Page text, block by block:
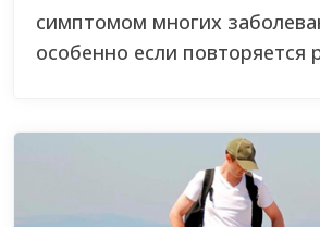
симптомом многих
особенно если повторяется